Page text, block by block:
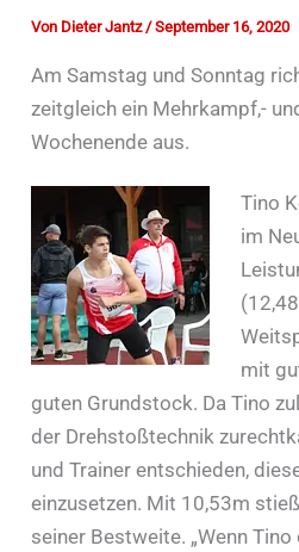
Von Dieter Jantz /September 16, 2020
Am Samstag und Sonntag
zeitgleich ein Mehrkampf,-
Wochenende aus.
Tino
im
mit
guten Grundstock. Da Tino
der Drehstoßtechnik
und Trainer entschieden,
einzusetzen. Mit 10,53m
seiner Bestweite. „Wenn